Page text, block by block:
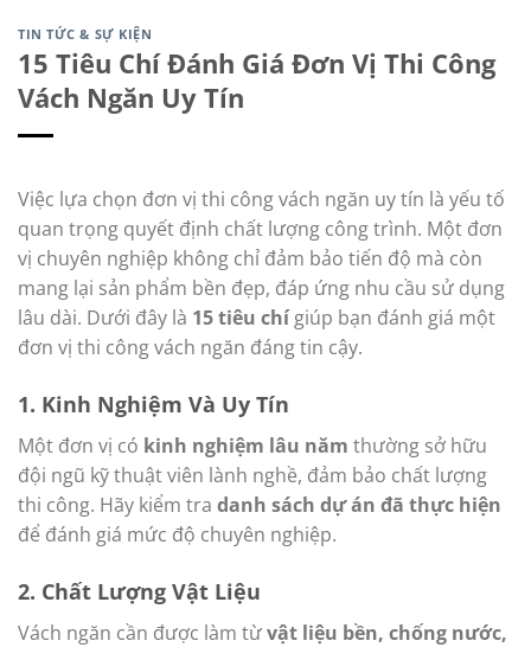
TIN TỨC & SỰ KIỆN
15 Tiêu Chí Đánh Giá Đơn Vị Thi Công
Vách Ngăn Uy Tín
Việc lựa chọn đơn vị thi công vách ngăn uy tín là yếu tố
quan trọng quyết định chất lượng công trình. Một đơn
vị chuyên nghiệp không chỉ đảm bảo tiến độ mà còn
mang lại sản phẩm bền đẹp, đáp ứng nhu cầu sử dụng
lâu dài. Dưới đây là 15 tiêu chígiúp bạn đánh giá một
đơn vị thi công vách ngăn đáng tin cậy.
1. Kinh Nghiệm Và Uy Tín
Một đơn vị có kinh nghiệm lâu năm thường sở hữu
đội ngũ kỹ thuật viên lành nghề, đảm bảo chất lượng
thi công. Hãy kiểm tra danh sách dự án đã thực hiện
để đánh giá mức độ chuyên nghiệp.
2. Chất Lượng Vật Liệu
Vách ngăn cần được làm từvật liệu bền, chống nước,